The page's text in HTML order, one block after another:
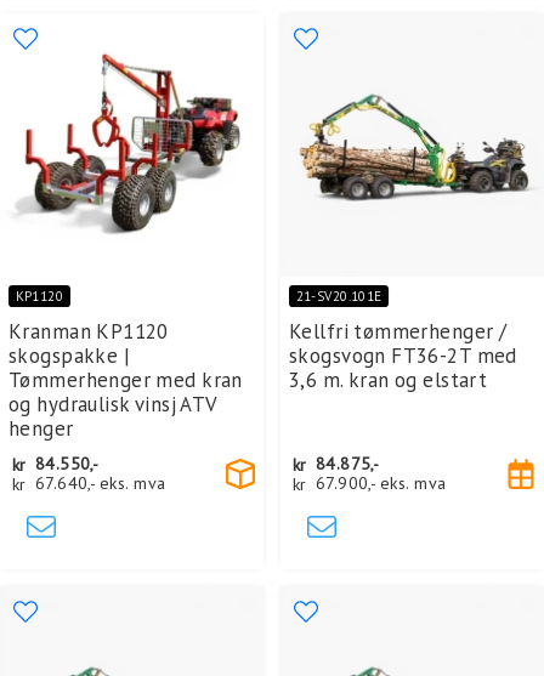
KP1120
Kranman KP1120
skogspakke |
Tømmerhenger med kran
og hydraulisk vinsj ATV
henger
kr 84.550,-
kr 67.640,- eks. mva
21-SV20.101E
Kellfri tømmerhenger /
skogsvogn FT36-2T med
3,6 m. kran og elstart
kr 84.875,-
kr 67.900,- eks. mva